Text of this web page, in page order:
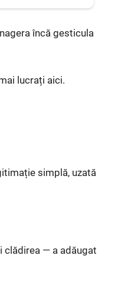
încă gesticula
lucrați aici.
simplă, uzată
clădirea — a adăugat